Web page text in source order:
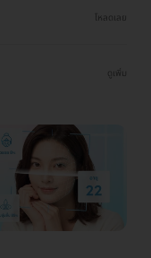
โหลดเลย
ดูเพิ่ม